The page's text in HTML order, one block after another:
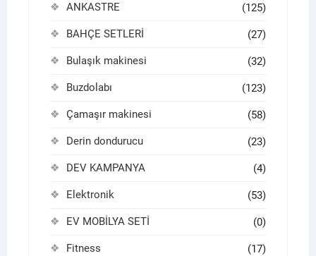
ANKASTRE (125)
BAHÇE SETLERİ (27)
Bulaşık makinesi (32)
Buzdolabı (123)
Çamaşır makinesi (58)
Derin dondurucu (23)
DEV KAMPANYA (4)
Elektronik (53)
EV MOBİLYA SETİ (0)
Fitness (17)